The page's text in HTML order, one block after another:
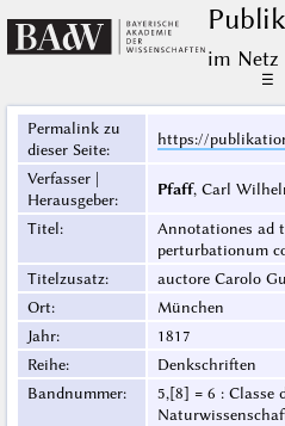
im Netz
☰
Permalink zu
dieser Seite:
https://
Verfasser |
Herausgeber:
Pfaff, Carl
Titel:
Annotationes ad
perturbationum
Titelzusatz:
auctore Carolo
Ort:
München
Jahr:
1817
Reihe:
Denkschriften
Bandnummer:
5,[8] = 6 : Classe